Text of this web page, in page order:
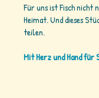
Für uns ist Fisch nicht
Heimat. Und dieses
teilen.
Mit Herz und Hand für